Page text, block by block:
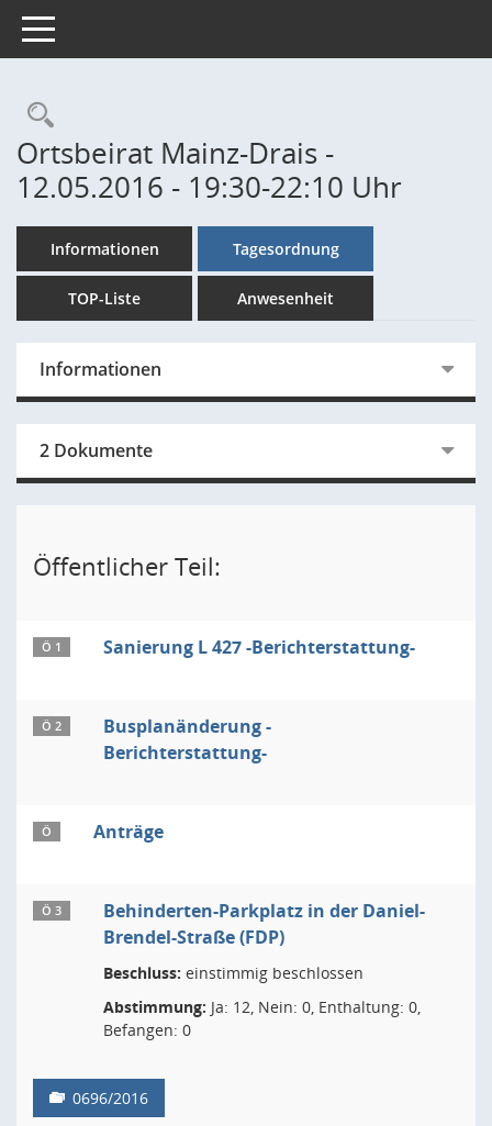
Toggle navigation
Rechercheauswahl
Ortsbeirat Mainz-Drais -
12.05.2016 - 19:30-22:10 Uhr
Informationen Tagesordnung
TOP-Liste Anwesenheit
Informationen
2 Dokumente
Öffentlicher Teil:
Ö 1 Sanierung L 427 -Berichterstattung-
Ö 2
Busplanänderung -
Berichterstattung-
Ö Anträge
Ö 3
Behinderten-Parkplatz in der Daniel-
Brendel-Straße (FDP)
Beschluss: einstimmig beschlossen
Abstimmung: Ja: 12, Nein: 0, Enthaltung: 0,
Befangen: 0
0696/2016